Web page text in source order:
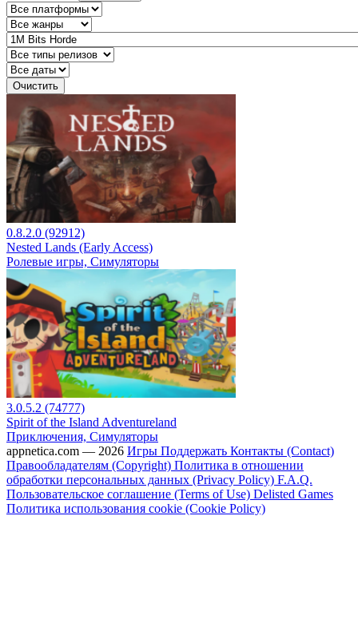
Очистить
0.8.2.0 (92912)
Nested Lands (Early Access)
Ролевые игры, Симуляторы
3.0.5.2 (74777)
Spirit of the Island Adventureland
Приключения, Симуляторы
appnetica.com — 2026 Игры Поддержать Контакты (Contact)
Правообладателям (Copyright) Политика в отношении
обработки персональных данных (Privacy Policy) F.A.Q.
Пользовательское соглашение (Terms of Use) Delisted Games
Политика использования cookie (Cookie Policy)